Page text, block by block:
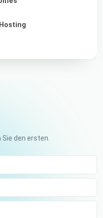
den ersten.